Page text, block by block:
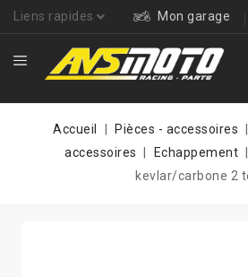
Liens rapides Mon garage
Accueil Pièces - accessoires
accessoires
Echappement
kevlar/carbone 2